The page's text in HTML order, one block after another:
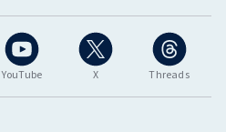
YouTube X Threads